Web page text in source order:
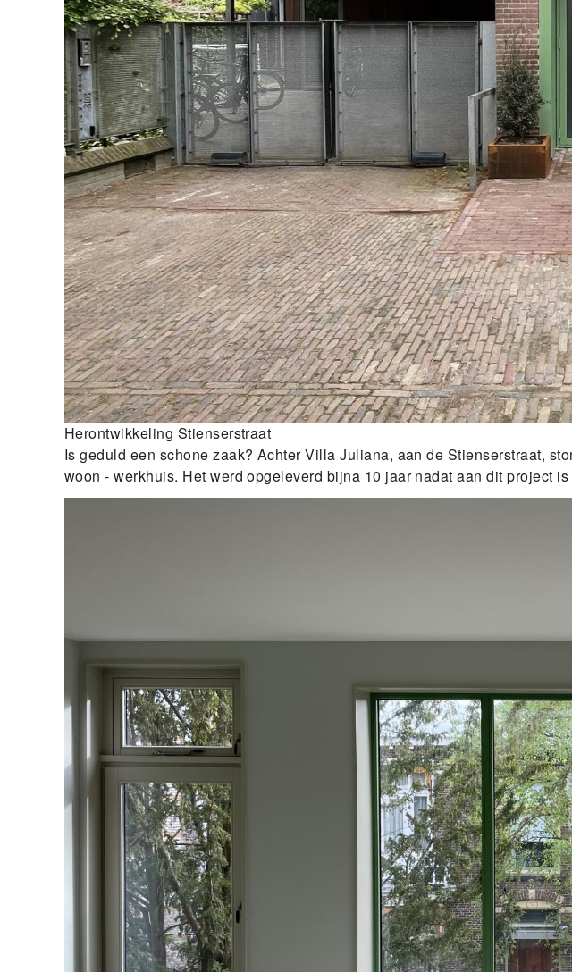
Herontwikkeling Stienserstraat
Is geduld een schone zaak? Achter Villa Juliana, aan de Stienserstraat,
woon - werkhuis. Het werd opgeleverd bijna 10 jaar nadat aan dit project is